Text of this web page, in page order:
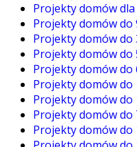
Projekty domów
Projekty domów do
Projekty domów do
Projekty domów do
Projekty domów do
Projekty domów do
Projekty domów do
Projekty domów do
Projekty domów do